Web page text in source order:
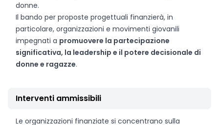
donne.
Il bando per proposte progettuali finanzierà, in
particolare, organizzazioni e movimenti giovanili
impegnati a promuovere la partecipazione
significativa, la leadership e il potere decisionale di
donne e ragazze.
Interventi ammissibili
Le organizzazioni finanziate si concentrano sulla